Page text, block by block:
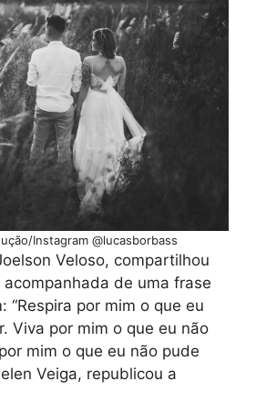
Instagram @lucasborbass
Veloso, compartilhou
de uma frase
“Respira por mim o que eu
Viva por mim o que eu não
mim o que eu não pude
Veiga, republicou a